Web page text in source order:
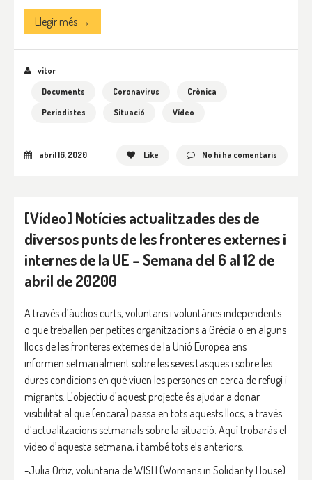
Llegir més →
vitor
Documents
Coronavirus
Crònica
Periodistes
Situació Vídeo
abril 16, 2020 Like No hi ha comentaris
[Vídeo] Notícies actualitzades des de
diversos punts de les fronteres externes i
internes de la UE – Semana del 6 al 12 de
abril de 20200
A través d’àudios curts, voluntaris i voluntàries independents
o que treballen per petites organitzacions a Grècia o en alguns
llocs de les fronteres externes de la Unió Europea ens
informen setmanalment sobre les seves tasques i sobre les
dures condicions en què viuen les persones en cerca de refugi i
migrants. L’objectiu d’aquest projecte és ajudar a donar
visibilitat al que (encara) passa en tots aquests llocs, a través
d’actualitzacions setmanals sobre la situació. Aquí trobaràs el
vídeo d’aquesta setmana, i també tots els anteriors.
-Julia Ortiz, voluntaria de WISH (Womans in Solidarity House)